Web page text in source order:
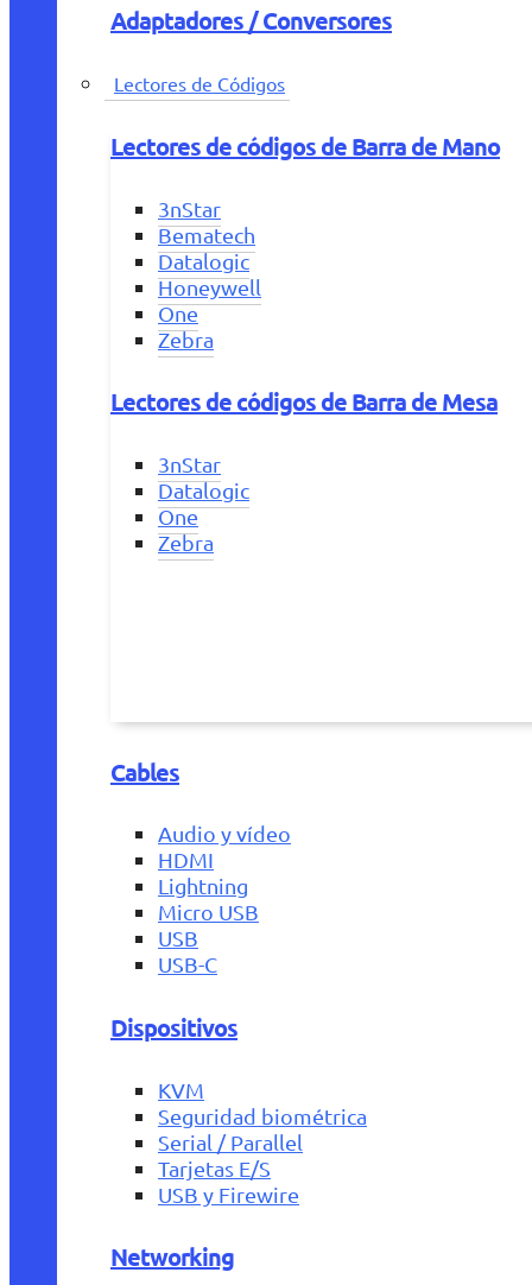
Adaptadores / Conversores
Lectores de Códigos
Lectores de códigos de Barra de Mano
3nStar
Bematech
Datalogic
Honeywell
One
Zebra
Lectores de códigos de Barra de Mesa
3nStar
Datalogic
One
Zebra
Cables
Audio y vídeo
HDMI
Lightning
Micro USB
USB
USB-C
Dispositivos
KVM
Seguridad biométrica
Serial / Parallel
Tarjetas E/S
USB y Firewire
Networking